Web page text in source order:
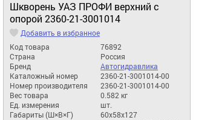
Шкворень УАЗ ПРОФИ верхний с
опорой 2360-21-3001014
Добавить в избранное
Код товара
76892
Страна
Россия
Бренд
Автогидравлика
Каталожный номер
2360-21-3001014-00
Номер производителя
2360-21-3001014-00
Вес товара
0.582 кг
Ед. измерения
шт.
Габариты (Ш×В×Г)
60x58x127